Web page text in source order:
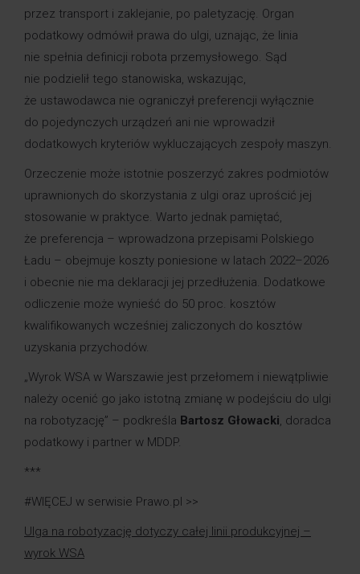
przez transport i zaklejanie, po paletyzację. Organ
podatkowy odmówił prawa do ulgi, uznając, że linia
nie spełnia definicji robota przemysłowego. Sąd
nie podzielił tego stanowiska, wskazując,
że ustawodawca nie ograniczył preferencji wyłącznie
do pojedynczych urządzeń ani nie wprowadził
dodatkowych kryteriów wykluczających zespoły maszyn.
Orzeczenie może istotnie poszerzyć zakres podmiotów
uprawnionych do skorzystania z ulgi oraz uprościć jej
stosowanie w praktyce. Warto jednak pamiętać,
że preferencja – wprowadzona przepisami Polskiego
Ładu – obejmuje koszty poniesione w latach 2022–2026
i obecnie nie ma deklaracji jej przedłużenia. Dodatkowe
odliczenie może wynieść do 50 proc. kosztów
kwalifikowanych wcześniej zaliczonych do kosztów
uzyskania przychodów.
„Wyrok WSA w Warszawie jest przełomem i niewątpliwie
należy ocenić go jako istotną zmianę w podejściu do ulgi
na robotyzację” – podkreśla Bartosz Głowacki, doradca
podatkowy i partner w MDDP.
***
#WIĘCEJ w serwisie Prawo.pl >>
Ulga na robotyzację dotyczy całej linii produkcyjnej –
wyrok WSA